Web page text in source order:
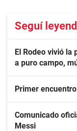
Seguí
El Rodeo vivió la
a puro campo,
Primer
Comunicado
Messi